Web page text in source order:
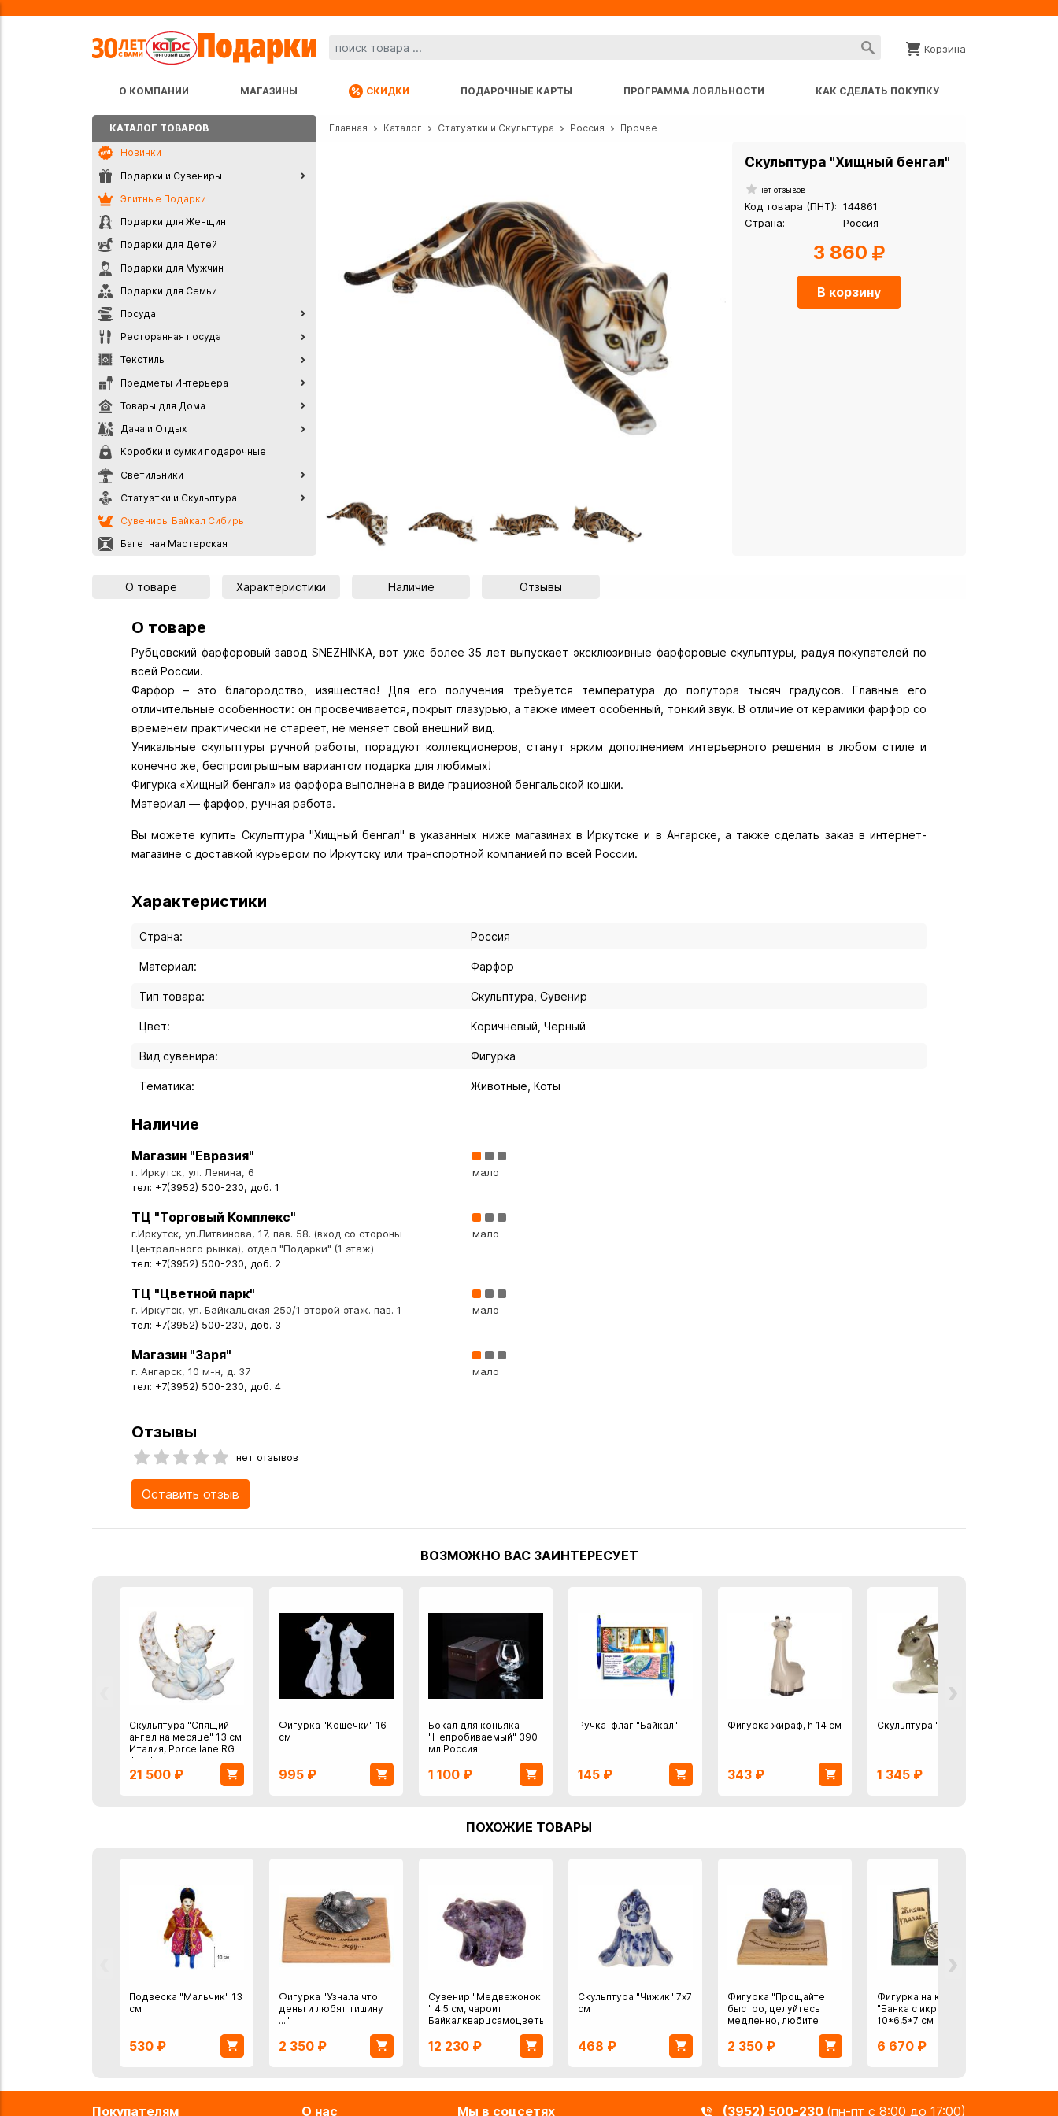
Корзина
О КОМПАНИИ МАГАЗИНЫ СКИДКИ ПОДАРОЧНЫЕ КАРТЫ ПРОГРАММА ЛОЯЛЬНОСТИ КАК СДЕЛАТЬ ПОКУПКУ
КАТАЛОГ ТОВАРОВ
Новинки
Подарки и Сувениры
Элитные Подарки
Подарки для Женщин
Подарки для Детей
Подарки для Мужчин
Подарки для Семьи
Посуда
Ресторанная посуда
Текстиль
Предметы Интерьера
Товары для Дома
Дача и Отдых
Коробки и сумки подарочные
Светильники
Статуэтки и Скульптура
Сувениры Байкал Сибирь
Багетная Мастерская
Главная Каталог Статуэтки и Скульптура Россия Прочее
Скульптура "Хищный бенгал"
нет отзывов
Код товара (ПНТ): 144861
Страна:
Россия
3 860
В корзину
О товаре Характеристики Наличие Отзывы
О товаре
Рубцовский фарфоровый завод SNEZHINKA, вот уже более 35 лет выпускает эксклюзивные фарфоровые скульптуры, радуя покупателей по
всей России.
Фарфор – это благородство, изящество! Для его получения требуется температура до полутора тысяч градусов. Главные его
отличительные особенности: он просвечивается, покрыт глазурью, а также имеет особенный, тонкий звук. В отличие от керамики фарфор со
временем практически не стареет, не меняет свой внешний вид.
Уникальные скульптуры ручной работы, порадуют коллекционеров, станут ярким дополнением интерьерного решения в любом стиле и
конечно же, беспроигрышным вариантом подарка для любимых!
Фигурка «Хищный бенгал» из фарфора выполнена в виде грациозной бенгальской кошки.
Материал — фарфор, ручная работа.
Вы можете купить Скульптура "Хищный бенгал" в указанных ниже магазинах в Иркутске и в Ангарске, а также сделать заказ в интернет-
магазине с доставкой курьером по Иркутску или транспортной компанией по всей России.
Характеристики
Страна: Россия
Материал: Фарфор
Тип товара: Скульптура, Сувенир
Цвет: Коричневый, Черный
Вид сувенира: Фигурка
Тематика: Животные, Коты
Наличие
Магазин "Евразия"
г. Иркутск, ул. Ленина, 6
тел: +7(3952) 500-230, доб. 1
мало
ТЦ "Торговый Комплекс"
г.Иркутск, ул.Литвинова, 17, пав. 58. (вход со стороны
Центрального рынка), отдел "Подарки" (1 этаж)
тел: +7(3952) 500-230, доб. 2
мало
ТЦ "Цветной парк"
г. Иркутск, ул. Байкальская 250/1 второй этаж. пав. 1
тел: +7(3952) 500-230, доб. 3
мало
Магазин "Заря"
г. Ангарск, 10 м-н, д. 37
тел: +7(3952) 500-230, доб. 4
мало
Отзывы
нет отзывов
Оставить отзыв
ВОЗМОЖНО ВАС ЗАИНТЕРЕСУЕТ
›
Скульптура "Спящий
ангел на месяце" 13 см
Италия, Porcellane RG
фарфор
21 500 ₽
Фигурка "Кошечки" 16
см
995 ₽
Бокал для коньяка
"Непробиваемый" 390
мл Россия
1 100 ₽
Ручка-флаг "Байкал"
145 ₽
Фигурка жираф, h 14 см
343 ₽
Скульптура "Ослик"
1 345 ₽
ПОХОЖИЕ ТОВАРЫ
›
Подвеска "Мальчик" 13
см
530 ₽
Фигурка "Узнала что
деньги любят тишину
...."
2 350 ₽
Сувенир "Медвежонок
" 4.5 см, чароит
Байкалкварцсамоцветы
Россия
12 230 ₽
Скульптура "Чижик" 7х7
см
468 ₽
Фигурка "Прощайте
быстро, целуйтесь
медленно, любите
искренне, дружите
преданно !"
2 350 ₽
Фигурка на камне
"Банка с икрой"
10*6,5*7 см
6 670 ₽
Покупателям О нас Мы в соцсетях (3952) 500-230 (пн-пт с 8:00 до 17:00)